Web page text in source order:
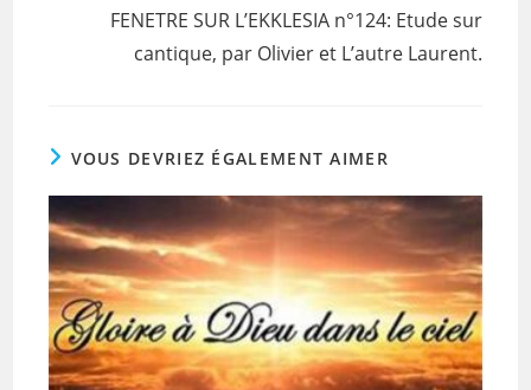
FENETRE SUR L’EKKLESIA n°124: Etude sur
cantique, par Olivier et L’autre Laurent.
VOUS DEVRIEZ ÉGALEMENT AIMER